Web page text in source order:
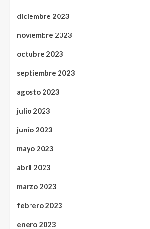
diciembre 2023
noviembre 2023
octubre 2023
septiembre 2023
agosto 2023
julio 2023
junio 2023
mayo 2023
abril 2023
marzo 2023
febrero 2023
enero 2023